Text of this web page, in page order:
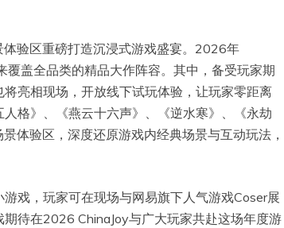
验区重磅打造沉浸式游戏盛宴。2026年
盖全品类的精品大作阵容。其中，备受玩家期
亮相现场，开放线下试玩体验，让玩家零距离
格》、《燕云十六声》、《逆水寒》、《永劫
体验区，深度还原游戏内经典场景与互动玩法，
戏，玩家可在现场与网易旗下人气游戏Coser展
待在2026 ChinaJoy与广大玩家共赴这场年度游